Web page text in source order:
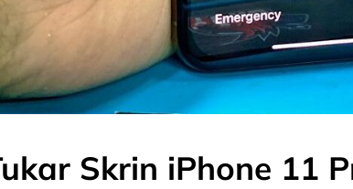
Skrin iPhone 11